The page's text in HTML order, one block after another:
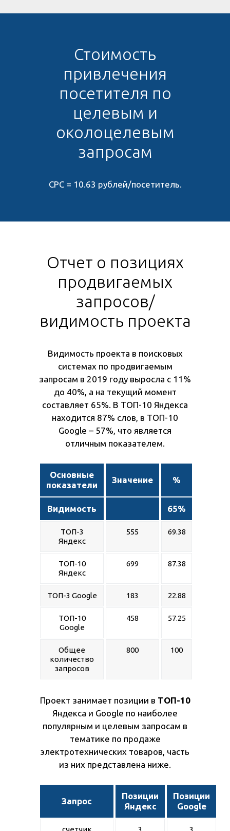
Стоимость
привлечения
посетителя по
целевым и
околоцелевым
запросам
СРС = 10.63 рублей/посетитель.
Отчет о позициях
продвигаемых
запросов/
видимость проекта
Видимость проекта в поисковых
системах по продвигаемым
запросам в 2019 году выросла с 11%
до 40%, а на текущий момент
составляет 65%. В ТОП-10 Яндекса
находится 87% слов, в ТОП-10
Google – 57%, что является
отличным показателем.
Основные
показатели
Значение %
Видимость 65%
ТОП-3
Яндекс
555 69.38
ТОП-10
Яндекс
699 87.38
ТОП-3 Google 183 22.88
ТОП-10
Google
458 57.25
Общее
количество
запросов
800 100
Проект занимает позиции в ТОП-10
Яндекса и Google по наиболее
популярным и целевым запросам в
тематике по продаже
электротехнических товаров, часть
из них представлена ниже.
Запрос
Позиции
Яндекс
Позиции
Google